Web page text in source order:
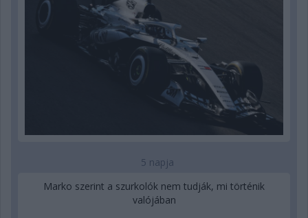
5 napja
Marko szerint a szurkolók nem tudják, mi történik
valójában